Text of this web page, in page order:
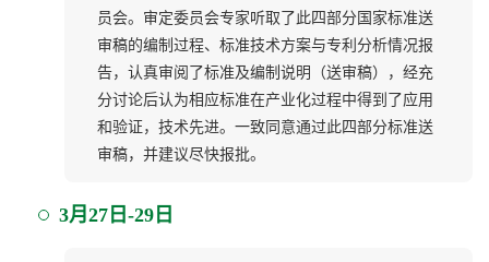
员会。审定委员会专家听取了此四部分国家标准送
审稿的编制过程、标准技术方案与专利分析情况报
告，认真审阅了标准及编制说明（送审稿），经充
分讨论后认为相应标准在产业化过程中得到了应用
和验证，技术先进。一致同意通过此四部分标准送
审稿，并建议尽快报批。
3月27日-29日